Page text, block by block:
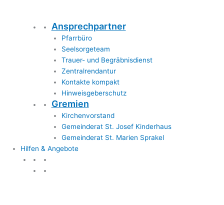
Ansprechpartner
Pfarrbüro
Seelsorgeteam
Trauer- und Begräbnisdienst
Zentralrendantur
Kontakte kompakt
Hinweisgeberschutz
Gremien
Kirchenvorstand
Gemeinderat St. Josef Kinderhaus
Gemeinderat St. Marien Sprakel
Hilfen & Angebote